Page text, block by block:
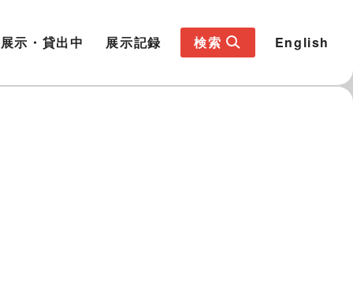
展示・貸出中 展示記録 検索 English